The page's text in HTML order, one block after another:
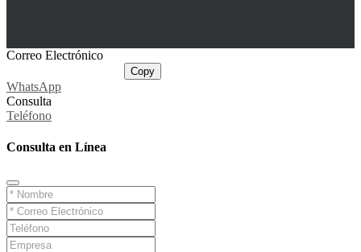
Correo Electrónico
Copy
WhatsApp
Consulta
Teléfono
Consulta en Línea